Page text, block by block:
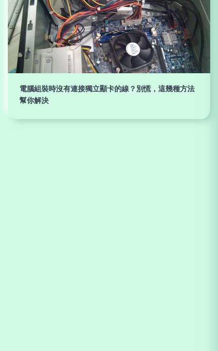
電腦組裝時沒有連接獨立顯卡的線？別慌，這幾種方法
幫你解決